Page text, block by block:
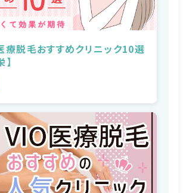
療脱毛おすすめクリニック10選